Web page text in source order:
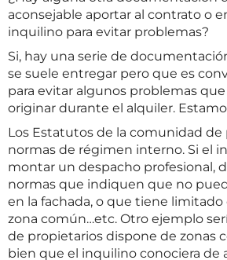
aconsejable aportar al contrato o
inquilino para evitar problemas?
Si, hay una serie de
se suele entregar pero que es
para evitar algunos problemas
originar durante el alquiler.
Los Estatutos de la comunidad de
normas de régimen interno. Si el
montar un despacho profesional,
normas que indiquen que no
en la fachada, o que tiene limitado
zona común…etc. Otro ejemplo
de propietarios dispone de zonas
bien que el inquilino conociera de